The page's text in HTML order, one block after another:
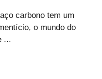
carbono tem um
o mundo do
...